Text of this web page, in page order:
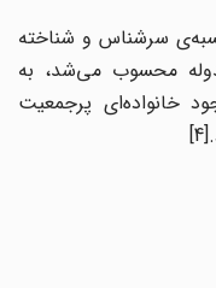
سرشناس و شناخته
محسوب می‌شد، به
1346ش، باوجود خانواده‌‌ای پرجمعیت